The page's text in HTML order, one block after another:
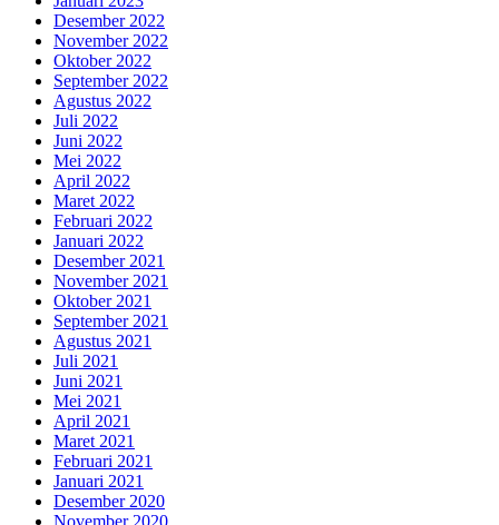
Desember 2022
November 2022
Oktober 2022
September 2022
Agustus 2022
Juli 2022
Juni 2022
Mei 2022
April 2022
Maret 2022
Februari 2022
Januari 2022
Desember 2021
November 2021
Oktober 2021
September 2021
Agustus 2021
Juli 2021
Juni 2021
Mei 2021
April 2021
Maret 2021
Februari 2021
Januari 2021
Desember 2020
November 2020